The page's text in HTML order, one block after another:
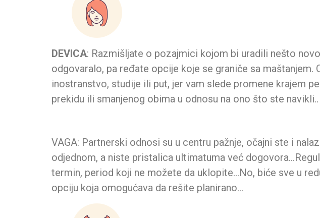
DEVICA: Razmišljate o pozajmici kojom bi uradili nešto
odgovaralo, pa ređate opcije koje se graniče sa
inostranstvo, studije ili put, jer vam slede promene krajem
prekidu ili smanjenog obima u odnosu na ono što ste navikli..
VAGA: Partnerski odnosi su u centru pažnje, očajni ste i
odjednom, a niste pristalica ultimatuma već
termin, period koji ne možete da uklopite…No, biće sve u
opciju koja omogućava da rešite planirano…